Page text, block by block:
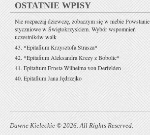
OSTATNIE WPISY
Nie rozpaczaj dziewczę, zobaczym się w niebie Powstanie
styczniowe w Świętokrzyskiem. Wybór wspomnień
uczestników walk
43. *Epitafium Krzysztofa Strasza*
42. *Epitafium Aleksandra Krezy z Bobolic*
41. Epitafium Ernsta Wilhelma von Derfelden
40. Epitafium Jana Jędrzejko
Dawne Kieleckie © 2026. All Rights Reserved.